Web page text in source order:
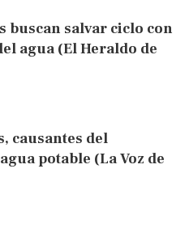
buscan salvar ciclo con
agua (El Heraldo de
causantes del
potable (La Voz de